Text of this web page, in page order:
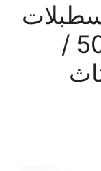
الجهراء / 50994991 /